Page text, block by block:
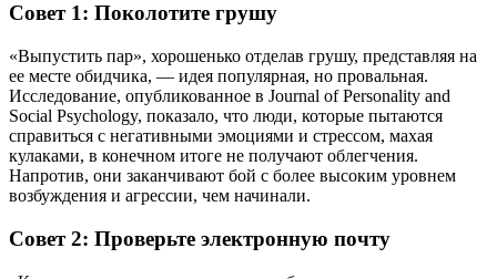
Совет 1: Поколотите грушу
«Выпустить пар», хорошенько отделав грушу, представляя на
ее месте обидчика, — идея популярная, но провальная.
Исследование, опубликованное в Journal of Personality and
Social Psychology, показало, что люди, которые пытаются
справиться с негативными эмоциями и стрессом, махая
кулаками, в конечном итоге не получают облегчения.
Напротив, они заканчивают бой с более высоким уровнем
возбуждения и агрессии, чем начинали.
Совет 2: Проверьте электронную почту